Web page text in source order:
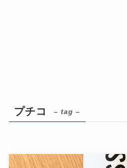
プチコ – tag –